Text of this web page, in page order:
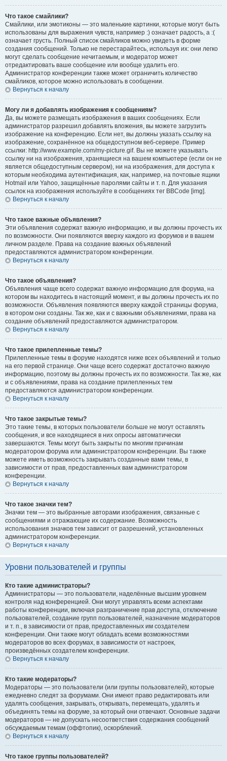
Что такое смайлики?
Смайлики, или эмотиконы — это маленькие картинки, которые могут быть
использованы для выражения чувств, например :) означает радость, а :(
означает грусть. Полный список смайликов можно увидеть в форме
создания сообщений. Только не перестарайтесь, используя их: они легко
могут сделать сообщение нечитаемым, и модератор может
отредактировать ваше сообщение или вообще удалить его.
Администратор конференции также может ограничить количество
смайликов, которое можно использовать в сообщении.
Вернуться к началу
Могу ли я добавлять изображения к сообщениям?
Да, вы можете размещать изображения в ваших сообщениях. Если
администратор разрешил добавлять вложения, вы можете загрузить
изображение на конференцию. Если нет, вы должны указать ссылку на
изображение, сохранённое на общедоступном веб-сервере. Пример
ссылки: http://www.example.com/my-picture.gif. Вы не можете указывать
ссылку ни на изображения, хранящиеся на вашем компьютере (если он не
является общедоступным сервером), ни на изображения, для доступа к
которым необходима аутентификация, как, например, на почтовые ящики
Hotmail или Yahoo, защищённые паролями сайты и т. п. Для указания
ссылок на изображения используйте в сообщениях тег BBCode [img].
Вернуться к началу
Что такое важные объявления?
Эти объявления содержат важную информацию, и вы должны прочесть их
по возможности. Они появляются вверху каждого из форумов и в вашем
личном разделе. Права на создание важных объявлений
предоставляются администратором конференции.
Вернуться к началу
Что такое объявления?
Объявления чаще всего содержат важную информацию для форума, на
котором вы находитесь в настоящий момент, и вы должны прочесть их по
возможности. Объявления появляются вверху каждой страницы форума,
в котором они созданы. Так же, как и с важными объявлениями, права на
создание объявлений предоставляются администратором.
Вернуться к началу
Что такое прилепленные темы?
Прилепленные темы в форуме находятся ниже всех объявлений и только
на его первой странице. Они чаще всего содержат достаточно важную
информацию, поэтому вы должны прочесть их по возможности. Так же, как
и с объявлениями, права на создание прилепленных тем
предоставляются администратором конференции.
Вернуться к началу
Что такое закрытые темы?
Это такие темы, в которых пользователи больше не могут оставлять
сообщения, и все находящиеся в них опросы автоматически
завершаются. Темы могут быть закрыты по многим причинам
модератором форума или администратором конференции. Вы также
можете иметь возможность закрывать созданные вами темы, в
зависимости от прав, предоставленных вам администратором
конференции.
Вернуться к началу
Что такое значки тем?
Значки тем — это выбранные авторами изображения, связанные с
сообщениями и отражающие их содержание. Возможность
использования значков тем зависит от разрешений, установленных
администратором конференции.
Вернуться к началу
Уровни пользователей и группы
Кто такие администраторы?
Администраторы — это пользователи, наделённые высшим уровнем
контроля над конференцией. Они могут управлять всеми аспектами
работы конференции, включая разграничение прав доступа, отключение
пользователей, создание групп пользователей, назначение модераторов
и т. п., в зависимости от прав, предоставленных им создателем
конференции. Они также могут обладать всеми возможностями
модераторов во всех форумах, в зависимости от настроек,
произведённых создателем конференции.
Вернуться к началу
Кто такие модераторы?
Модераторы — это пользователи (или группы пользователей), которые
ежедневно следят за форумами. Они имеют право редактировать или
удалять сообщения, закрывать, открывать, перемещать, удалять и
объединять темы на форуме, за который они отвечают. Основные задачи
модераторов — не допускать несоответствия содержания сообщений
обсуждаемым темам (оффтопик), оскорблений.
Вернуться к началу
Что такое группы пользователей?